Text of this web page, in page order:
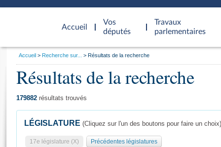
Accueil
d'accueil
Vos
députés
Travaux
parlementaires
Général
Vous
Accueil Recherche sur... Résultats de la recherche
Résultats de la recherche
179882 résultats trouvés
LÉGISLATURE (Cliquez sur l'un des boutons pour faire un choix)
17e législature (X) Précédentes législatures